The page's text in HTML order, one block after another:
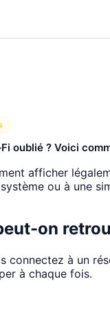
oublié ? Voici
afficher
ou à une
on
connectez à un
à chaque fois.